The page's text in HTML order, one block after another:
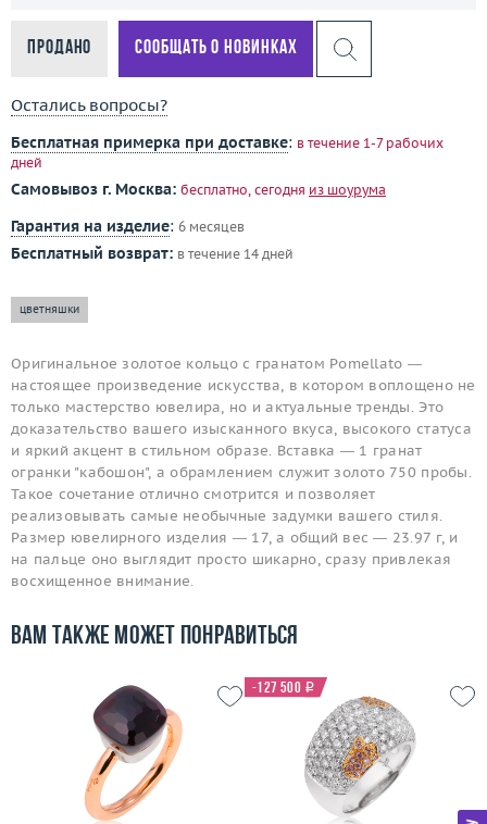
Продано Сообщать о новинках
Остались вопросы?
Бесплатная примерка при доставке: в течение 1-7 рабочих
дней
Самовывоз г. Москва: бесплатно, сегодня из шоурума
Гарантия на изделие: 6 месяцев
Бесплатный возврат: в течение 14 дней
цветняшки
Оригинальное золотое кольцо с гранатом Pomellato —
настоящее произведение искусства, в котором воплощено не
только мастерство ювелира, но и актуальные тренды. Это
доказательство вашего изысканного вкуса, высокого статуса
и яркий акцент в стильном образе. Вставка — 1 гранат
огранки "кабошон", а обрамлением служит золото 750 пробы.
Такое сочетание отлично смотрится и позволяет
реализовывать самые необычные задумки вашего стиля.
Размер ювелирного изделия — 17, а общий вес — 23.97 г, и
на пальце оно выглядит просто шикарно, сразу привлекая
восхищенное внимание.
Вам также может понравиться
-127 500 i